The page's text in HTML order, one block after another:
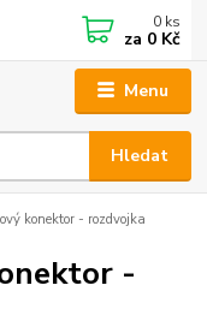
Menu
Hledat
0 ks
za 0 Kč
konektor - rozdvojka
-